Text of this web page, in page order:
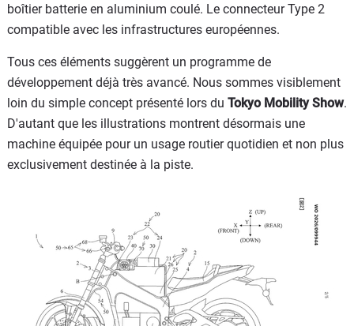
boîtier batterie en aluminium coulé. Le connecteur Type 2
compatible avec les infrastructures européennes.
Tous ces éléments suggèrent un programme de
développement déjà très avancé. Nous sommes visiblement
loin du simple concept présenté lors du Tokyo Mobility Show.
D'autant que les illustrations montrent désormais une
machine équipée pour un usage routier quotidien et non plus
exclusivement destinée à la piste.